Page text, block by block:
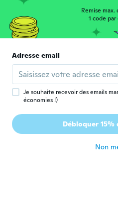
A
Love it great quality
M Mark
It’s Great ! Will be
collection I work
Remise max.
1 code
Adresse email
Je souhaite recevoir des emails
économies !)
Débloquer
Non